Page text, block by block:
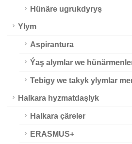
Hünäre ugrukdyryş
Ylym
Aspirantura
Ýaş alymlar we
Tebigy we takyk ylymlar
Halkara hyzmatdaşlyk
Halkara çäreler
ERASMUS+